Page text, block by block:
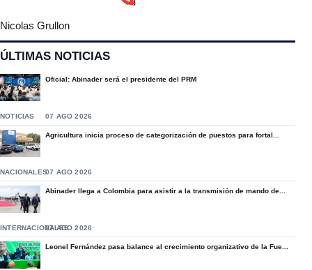
Nicolas Grullon
ÚLTIMAS NOTICIAS
Oficial: Abinader será el presidente del PRM
NOTICIAS 07 AGO 2026
Agricultura inicia proceso de categorización de puestos para fortal...
NACIONALES07 AGO 2026
Abinader llega a Colombia para asistir a la transmisión de mando de...
INTERNACIONALES07 AGO 2026
Leonel Fernández pasa balance al crecimiento organizativo de la Fue...